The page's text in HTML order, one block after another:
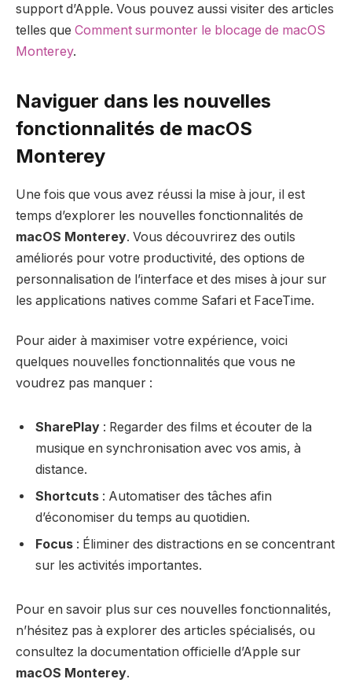
support d’Apple. Vous pouvez aussi visiter des articles
telles que Comment surmonter le blocage de macOS
Monterey.
Naviguer dans les nouvelles
fonctionnalités de macOS
Monterey
Une fois que vous avez réussi la mise à jour, il est
temps d’explorer les nouvelles fonctionnalités de
macOS Monterey. Vous découvrirez des outils
améliorés pour votre productivité, des options de
personnalisation de l’interface et des mises à jour sur
les applications natives comme Safari et FaceTime.
Pour aider à maximiser votre expérience, voici
quelques nouvelles fonctionnalités que vous ne
voudrez pas manquer :
SharePlay : Regarder des films et écouter de la
musique en synchronisation avec vos amis, à
distance.
Shortcuts : Automatiser des tâches afin
d’économiser du temps au quotidien.
Focus : Éliminer des distractions en se concentrant
sur les activités importantes.
Pour en savoir plus sur ces nouvelles fonctionnalités,
n’hésitez pas à explorer des articles spécialisés, ou
consultez la documentation officielle d’Apple sur
macOS Monterey.